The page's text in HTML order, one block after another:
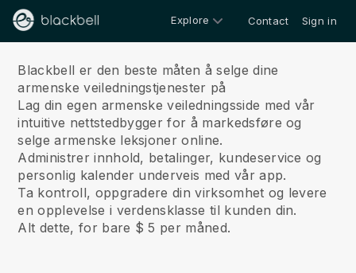
Explore Contact Sign in
Blackbell er den beste måten å selge dine
armenske veiledningstjenester på
Lag din egen armenske veiledningsside med vår
intuitive nettstedbygger for å markedsføre og
selge armenske leksjoner online.
Administrer innhold, betalinger, kundeservice og
personlig kalender underveis med vår app.
Ta kontroll, oppgradere din virksomhet og levere
en opplevelse i verdensklasse til kunden din.
Alt dette, for bare $ 5 per måned.